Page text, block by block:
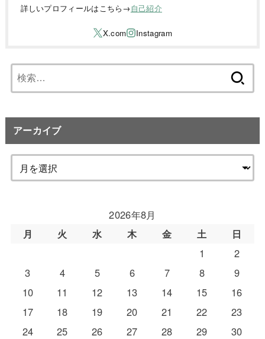
詳しいプロフィールはこちら→自己紹介
索:
アーカイブ
2026年8月
月
火 水 木 金 土
日
1
2
3
4 5 6 7 8
9
10
11 12 13 14 15
16
17
18 19 20 21 22
23
24
25 26 27 28 29
30